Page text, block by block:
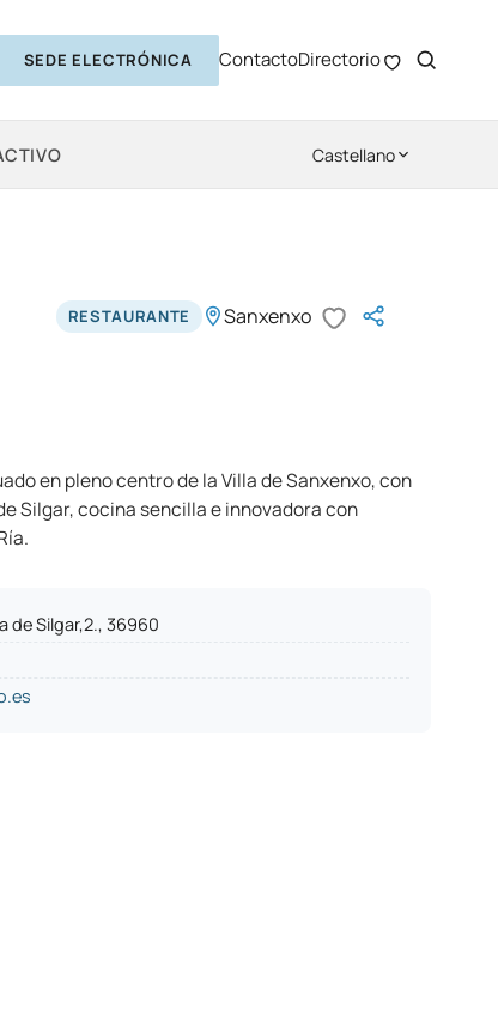
SEDE ELECTRÓNICA ContactoDirectorio
Castellano
RESTAURANTE Sanxenxo
en pleno centro de la Villa de Sanxenxo, con
Silgar, cocina sencilla e innovadora con
de Silgar,2., 36960